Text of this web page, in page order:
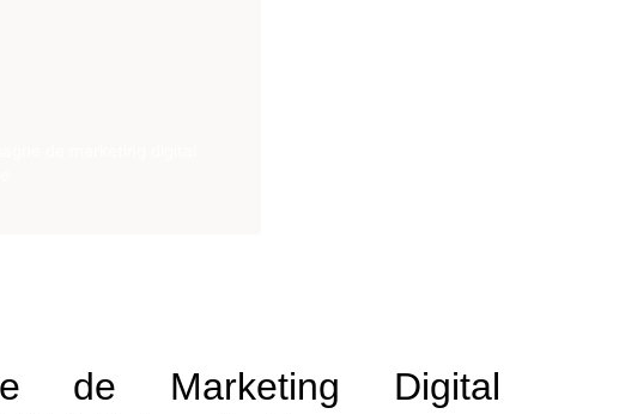
de Marketing Digital